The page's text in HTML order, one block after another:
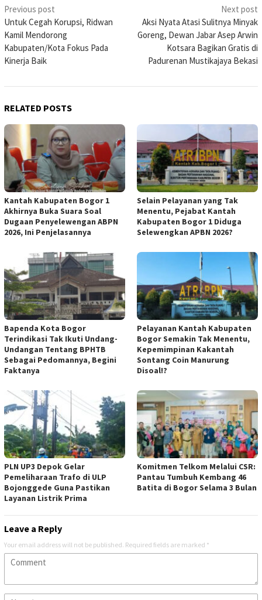
Post
navigation
Previous post
Untuk Cegah Korupsi, Ridwan
Kamil Mendorong
Kabupaten/Kota Fokus Pada
Kinerja Baik
Next post
Aksi Nyata Atasi Sulitnya Minyak
Goreng, Dewan Jabar Asep Arwin
Kotsara Bagikan Gratis di
Padurenan Mustikajaya Bekasi
RELATED POSTS
Kantah Kabupaten Bogor 1
Akhirnya Buka Suara Soal
Dugaan Penyelewengan ABPN
2026, Ini Penjelasannya
Selain Pelayanan yang Tak
Menentu, Pejabat Kantah
Kabupaten Bogor 1 Diduga
Selewengkan APBN 2026?
Bapenda Kota Bogor
Terindikasi Tak Ikuti Undang-
Undangan Tentang BPHTB
Sebagai Pedomannya, Begini
Faktanya
Pelayanan Kantah Kabupaten
Bogor Semakin Tak Menentu,
Kepemimpinan Kakantah
Sontang Coin Manurung
Disoal!?
PLN UP3 Depok Gelar
Pemeliharaan Trafo di ULP
Bojonggede Guna Pastikan
Layanan Listrik Prima
Komitmen Telkom Melalui CSR:
Pantau Tumbuh Kembang 46
Batita di Bogor Selama 3 Bulan
Leave a Reply
Your email address will not be published. Required fields are marked *